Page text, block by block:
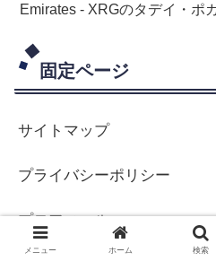
Emirates - XRGのタデイ・ポ
固定ページ
サイトマップ
プライバシーポリシー
プロフィール
メニュー ホーム 検索